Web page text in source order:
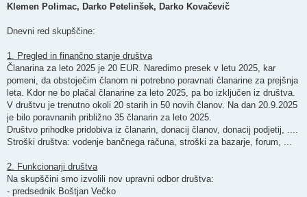
Klemen Polimac, Darko Petelinšek, Darko Kovačevič
Dnevni red skupščine:
1. Pregled in finančno stanje društva
Članarina za leto 2025 je 20 EUR. Naredimo presek v letu 2025, kar
pomeni, da obstoječim članom ni potrebno poravnati članarine za prejšnja
leta. Kdor ne bo plačal članarine za leto 2025, pa bo izključen iz društva.
V društvu je trenutno okoli 20 starih in 50 novih članov. Na dan 20.9.2025
je bilo poravnanih približno 35 članarin za leto 2025.
Društvo prihodke pridobiva iz članarin, donacij članov, donacij podjetij, ....
Stroški društva: vodenje bančnega računa, stroški za bazarje, forum, ...
2. Funkcionarji društva
Na skupščini smo izvolili nov upravni odbor društva:
- predsednik Boštjan Večko